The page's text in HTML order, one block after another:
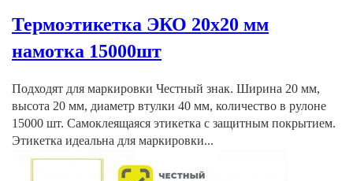
Термоэтикетка ЭКО 20х20 мм
намотка 15000шт
Подходят для маркировки Честный знак. Ширина 20 мм,
высота 20 мм, диаметр втулки 40 мм, количество в рулоне
15000 шт. Самоклеящаяся этикетка с защитным покрытием.
Этикетка идеальна для маркировки...